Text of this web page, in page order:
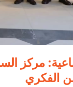
الفكري